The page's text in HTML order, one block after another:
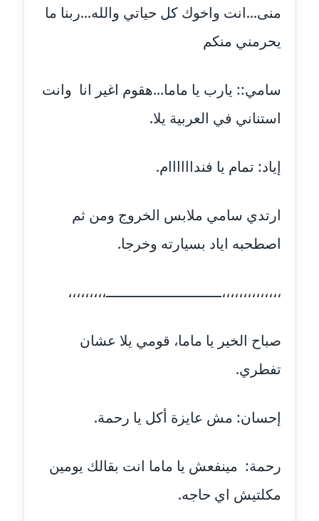
مدونة رحاب منيعم
عاملة
مدونة رشا شمس الدين
مدونة رشا كمال
مدونة رشا ماهر
عاملة
عاملة
مدونة رهام معلا
مدونة ريهام الخميسي
عاملة
منى...انت واخوك كل حياتي والله...ربنا ما
يحرمني منكم
سامي:: يارب يا ماما...هقوم اغير انا وانت
استناني في العربية يلا.
إياد: تمام يا فنداااااام.
ارتدي سامي ملابس الخروج ومن ثم
اصطحبه اياد بسيارته وخرجا.
،،،،،،،،،،،،،،ـــــــــــــــــــــــــــ،،،،،،،،،
صباح الخير يا ماما، قومي يلا عشان
تفطري.
إحسان: مش عايزة أكل يا رحمة.
رحمة: مينفعش يا ماما انت بقالك يومين
مكلتيش اي حاجه.